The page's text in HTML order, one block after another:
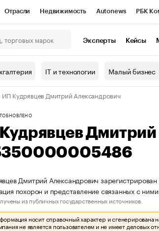
Отрасли Недвижимость Autonews РБК
Проверка контрагентов
Эксперты Кейсы
IT и технологии Малый бизнес
ИП Кудрявцев Дмитрий Александрович
ОБНОВЛЕНО
Дмитрий Александрович
похорон и представление связанных с
из публичных государственных источников.
носит справочный характер и сгенерирована
не является пользователем и не имеет деловых